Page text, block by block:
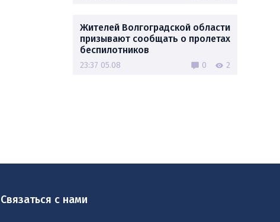
Жителей Волгоградской области
призывают сообщать о пролетах
беспилотников
23:37 05.08 0 2
Связаться с нами